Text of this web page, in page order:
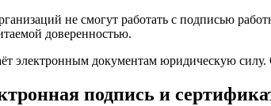
не смогут работать с подписью
доверенностью.
электронным документам юридическую
подпись и